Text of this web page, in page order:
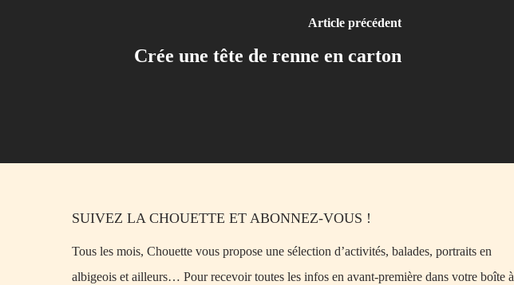
Article précédent
Crée une tête de renne en carton
SUIVEZ LA CHOUETTE ET ABONNEZ-VOUS !
Tous les mois, Chouette vous propose une sélection d’activités, balades, portraits en
albigeois et ailleurs… Pour recevoir toutes les infos en avant-première dans votre boîte à